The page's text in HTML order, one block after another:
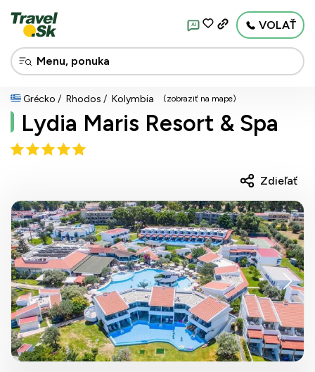
AI VOLAŤ
Grécko Rhodos Kolymbia (zobraziť na mape)
Lydia Maris Resort & Spa
Zdieľať